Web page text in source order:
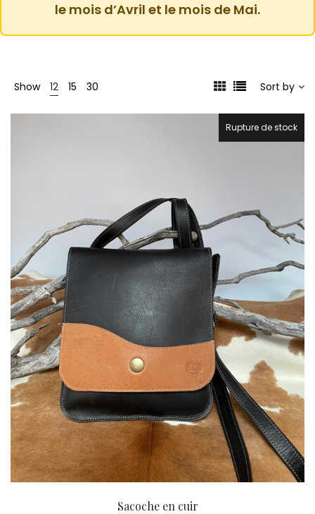
le mois d’Avril et le mois de Mai.
Show 12 15 30 Sort by
Rupture de stock
Sacoche en cuir